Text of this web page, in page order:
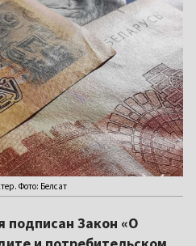
Фото: Белсат
подписан Закон «О